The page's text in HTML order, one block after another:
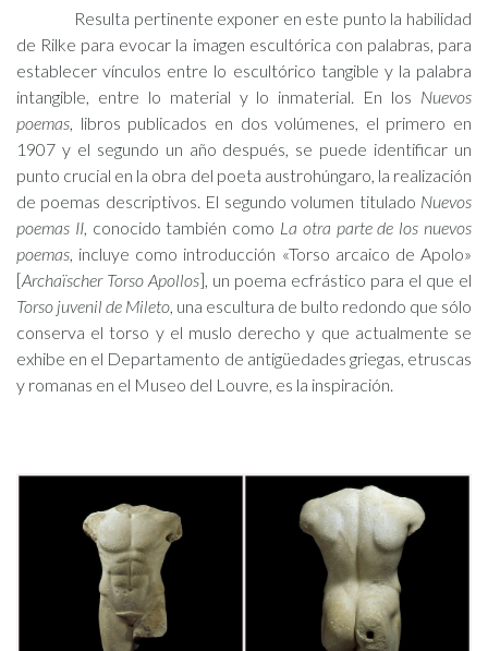
Resulta pertinente exponer en este punto la habilidad
de Rilke para evocar la imagen escultórica con palabras, para
establecer vínculos entre lo escultórico tangible y la palabra
intangible, entre lo material y lo inmaterial. En los Nuevos
poemas, libros publicados en dos volúmenes, el primero en
1907 y el segundo un año después, se puede identificar un
punto crucial en la obra del poeta austrohúngaro, la realización
de poemas descriptivos. El segundo volumen titulado Nuevos
poemas II, conocido también como La otra parte de los nuevos
poemas, incluye como introducción «Torso arcaico de Apolo»
[Archaïscher Torso Apollos], un poema ecfrástico para el que el
Torso juvenil de Mileto, una escultura de bulto redondo que sólo
conserva el torso y el muslo derecho y que actualmente se
exhibe en el Departamento de antigüedades griegas, etruscas
y romanas en el Museo del Louvre, es la inspiración.